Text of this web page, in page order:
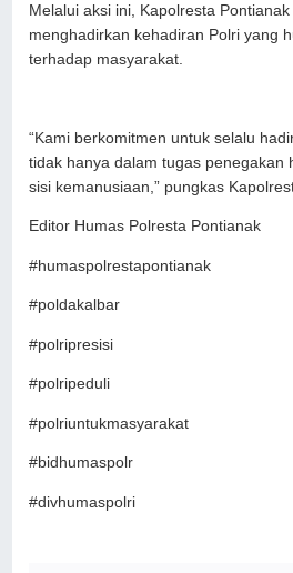
Melalui aksi ini, Kapolresta
menghadirkan kehadiran Polri yang
terhadap masyarakat.
“Kami berkomitmen untuk selalu
tidak hanya dalam tugas penegakan
sisi kemanusiaan,” pungkas
Editor Humas Polresta Pontianak
#humaspolrestapontianak
#poldakalbar
#polripresisi
#polripeduli
#polriuntukmasyarakat
#bidhumaspolr
#divhumaspolri